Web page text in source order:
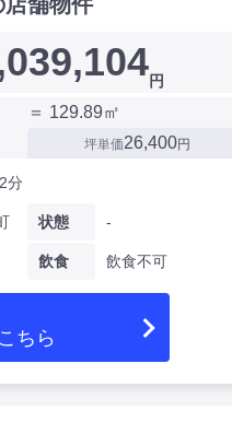
円
＝ 129.89㎡
坪単価26,400円
分
状態 -
飲食 飲食不可
ちら